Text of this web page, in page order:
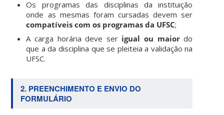
Os programas das disciplinas da instituição
onde as mesmas foram cursadas devem ser
compatíveis com os programas da UFSC;
A carga horária deve ser igual ou maiordo
que a da disciplina que se pleiteia a validação na
UFSC.
2. PREENCHIMENTO E ENVIO DO
FORMULÁRIO